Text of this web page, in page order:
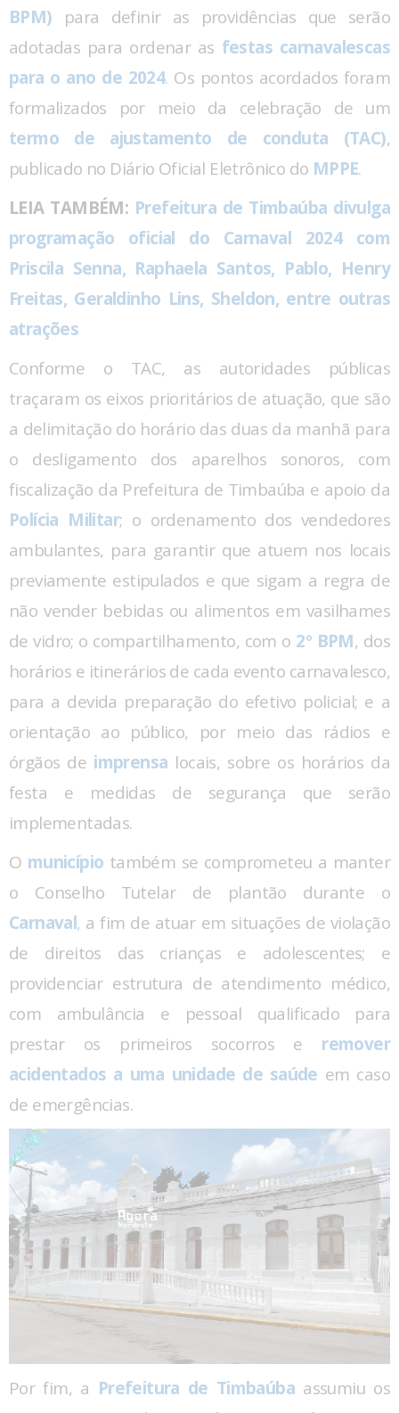
BPM) para definir as providências que serão
adotadas para ordenar as festas carnavalescas
para o ano de 2024. Os pontos acordados foram
formalizados por meio da celebração de um
termo de ajustamento de conduta (TAC),
publicado no Diário Oficial Eletrônico do MPPE.
LEIA TAMBÉM: Prefeitura de Timbaúba divulga
programação oficial do Carnaval 2024 com
Priscila Senna, Raphaela Santos, Pablo, Henry
Freitas, Geraldinho Lins, Sheldon, entre outras
atrações
Conforme o TAC, as autoridades públicas
traçaram os eixos prioritários de atuação, que são
a delimitação do horário das duas da manhã para
o desligamento dos aparelhos sonoros, com
fiscalização da Prefeitura de Timbaúba e apoio da
Polícia Militar; o ordenamento dos vendedores
ambulantes, para garantir que atuem nos locais
previamente estipulados e que sigam a regra de
não vender bebidas ou alimentos em vasilhames
de vidro; o compartilhamento, com o 2º BPM, dos
horários e itinerários de cada evento carnavalesco,
para a devida preparação do efetivo policial; e a
orientação ao público, por meio das rádios e
órgãos de imprensa locais, sobre os horários da
festa e medidas de segurança que serão
implementadas.
O município também se comprometeu a manter
o Conselho Tutelar de plantão durante o
Carnaval, a fim de atuar em situações de violação
de direitos das crianças e adolescentes; e
providenciar estrutura de atendimento médico,
com ambulância e pessoal qualificado para
prestar os primeiros socorros e remover
acidentados a uma unidade de saúde em caso
de emergências.
Por fim, a Prefeitura de Timbaúba assumiu os